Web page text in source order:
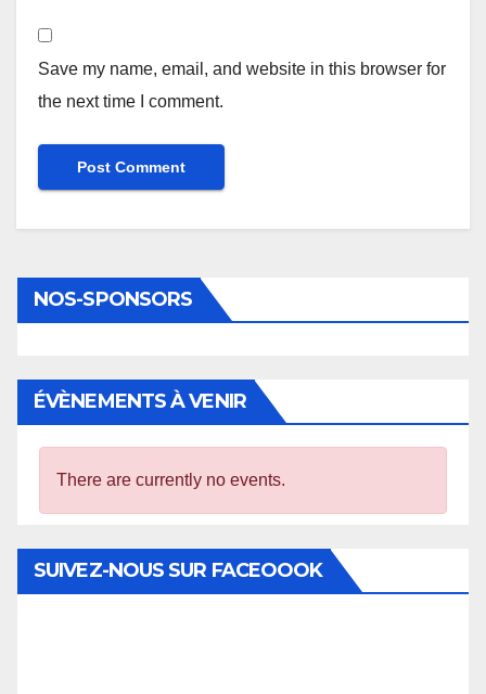
Save my name, email, and website in this browser for
the next time I comment.
NOS-SPONSORS
ÉVÈNEMENTS À VENIR
There are currently no events.
SUIVEZ-NOUS SUR FACEOOOK